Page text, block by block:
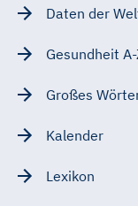
Daten der
Gesundheit
Großes
Kalender
Lexikon